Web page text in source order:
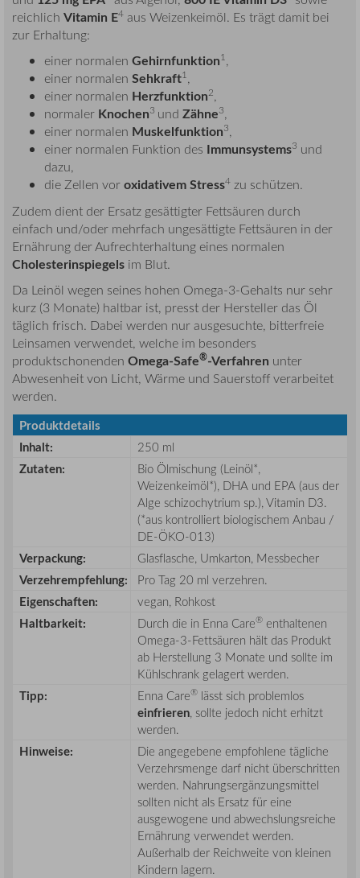
reichlich Vitamin E4 aus Weizenkeimöl. Es trägt damit bei
zur Erhaltung:
einer normalen Gehirnfunktion1,
einer normalen Sehkraft1,
einer normalen Herzfunktion2,
normaler Knochen3 und Zähne3,
einer normalen Muskelfunktion3,
einer normalen Funktion des Immunsystems3 und
dazu,
die Zellen voroxidativem Stress4 zu schützen.
Zudem dient der Ersatz gesättigter Fettsäuren durch
einfach und/oder mehrfach ungesättigte Fettsäuren in der
Ernährung der Aufrechterhaltung eines normalen
Cholesterinspiegels im Blut.
Da Leinöl wegen seines hohen Omega-3-Gehalts nur sehr
kurz (3 Monate) haltbar ist, presst der Hersteller das Öl
täglich frisch. Dabei werden nur ausgesuchte, bitterfreie
Leinsamen verwendet, welche im besonders
produktschonenden Omega-Safe®-Verfahren unter
Abwesenheit von Licht, Wärme und Sauerstoff verarbeitet
werden.
Produktdetails
Inhalt:
250 ml
Zutaten:
Bio Ölmischung (Leinöl*,
Weizenkeimöl*), DHA und EPA (aus der
Alge schizochytrium sp.), Vitamin D3.
(*aus kontrolliert biologischem Anbau /
DE-ÖKO-013)
Verpackung: Glasflasche, Umkarton, Messbecher
Verzehrempfehlung: Pro Tag 20 ml verzehren.
Eigenschaften: vegan, Rohkost
Haltbarkeit: Durch die in Enna Care® enthaltenen
Omega-3-Fettsäuren hält das Produkt
ab Herstellung 3 Monate und sollte im
Kühlschrank gelagert werden.
Tipp: Enna Care® lässt sich problemlos
einfrieren, sollte jedoch nicht erhitzt
werden.
Hinweise:
Die angegebene empfohlene tägliche
Verzehrsmenge darf nicht überschritten
werden. Nahrungsergänzungsmittel
sollten nicht als Ersatz für eine
ausgewogene und abwechslungsreiche
Ernährung verwendet werden.
Außerhalb der Reichweite von kleinen
Kindern lagern.